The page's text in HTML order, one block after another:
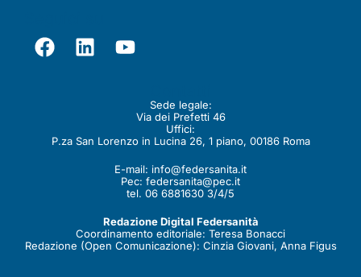
Sede legale:
Via dei Prefetti 46
Uffici:
P.za San Lorenzo in Lucina 26, 1 piano, 00186 Roma
E-mail: info@federsanita.it
Pec: federsanita@pec.it
tel. 06 6881630 3/4/5
Redazione Digital Federsanità
Coordinamento editoriale: Teresa Bonacci
Redazione (Open Comunicazione): Cinzia Giovani, Anna Figus